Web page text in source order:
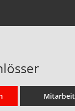
Mitarbeit